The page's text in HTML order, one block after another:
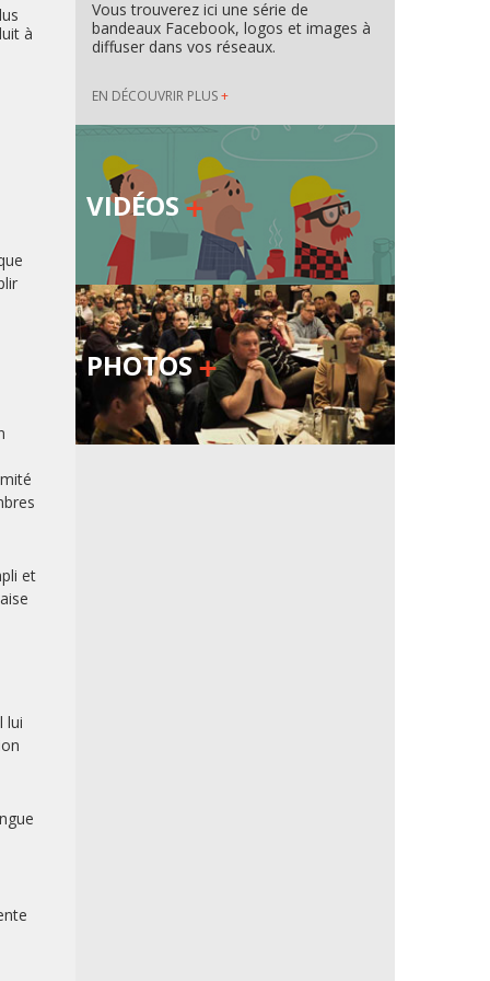
à
et
lui
Vous trouverez ici une série de
bandeaux Facebook, logos et images à
diffuser dans vos réseaux.
EN DÉCOUVRIR PLUS+
VIDÉOS
PHOTOS